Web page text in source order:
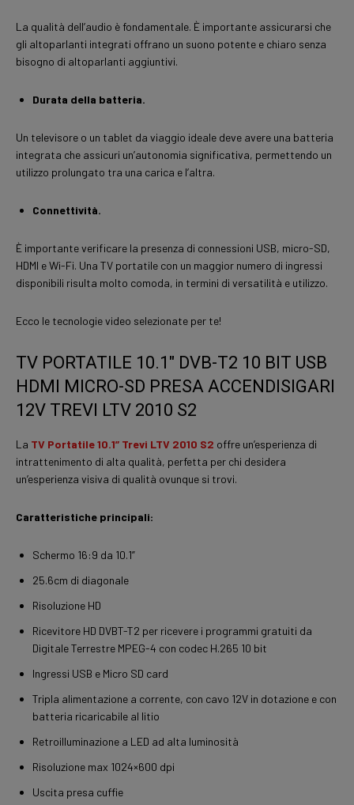
La qualità dell’audio è fondamentale. È importante assicurarsi che
gli altoparlanti integrati offrano un suono potente e chiaro senza
bisogno di altoparlanti aggiuntivi.
Durata della batteria.
Un televisore o un tablet da viaggio ideale deve avere una batteria
integrata che assicuri un’autonomia significativa, permettendo un
utilizzo prolungato tra una carica e l’altra.
Connettività.
È importante verificare la presenza di connessioni USB, micro-SD,
HDMI e Wi-Fi. Una TV portatile con un maggior numero di ingressi
disponibili risulta molto comoda, in termini di versatilità e utilizzo.
Ecco le tecnologie video selezionate per te!
TV PORTATILE 10.1″ DVB-T2 10 BIT USB
HDMI MICRO-SD PRESA ACCENDISIGARI
12V TREVI LTV 2010 S2
La TV Portatile 10.1” Trevi LTV 2010 S2 offre un’esperienza di
intrattenimento di alta qualità, perfetta per chi desidera
un’esperienza visiva di qualità ovunque si trovi.
Caratteristiche principali:
Schermo 16:9 da 10.1”
25.6cm di diagonale
Risoluzione HD
Ricevitore HD DVBT-T2 per ricevere i programmi gratuiti da
Digitale Terrestre MPEG-4 con codec H.265 10 bit
Ingressi USB e Micro SD card
Tripla alimentazione a corrente, con cavo 12V in dotazione e con
batteria ricaricabile al litio
Retroilluminazione a LED ad alta luminosità
Risoluzione max 1024×600 dpi
Uscita presa cuffie